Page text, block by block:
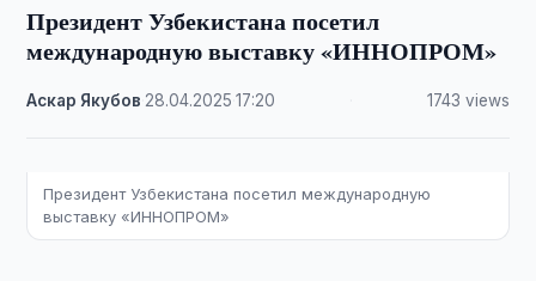
Президент Узбекистана посетил
международную выставку «ИННОПРОМ»
Аскар Якубов 28.04.2025 ·17:20 1743 views
Президент Узбекистана посетил международную
выставку «ИННОПРОМ»